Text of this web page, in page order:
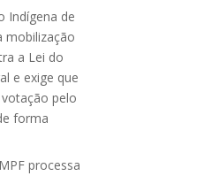
Indígena de
mobilização
a Lei do
e exige que
pelo
forma
processa